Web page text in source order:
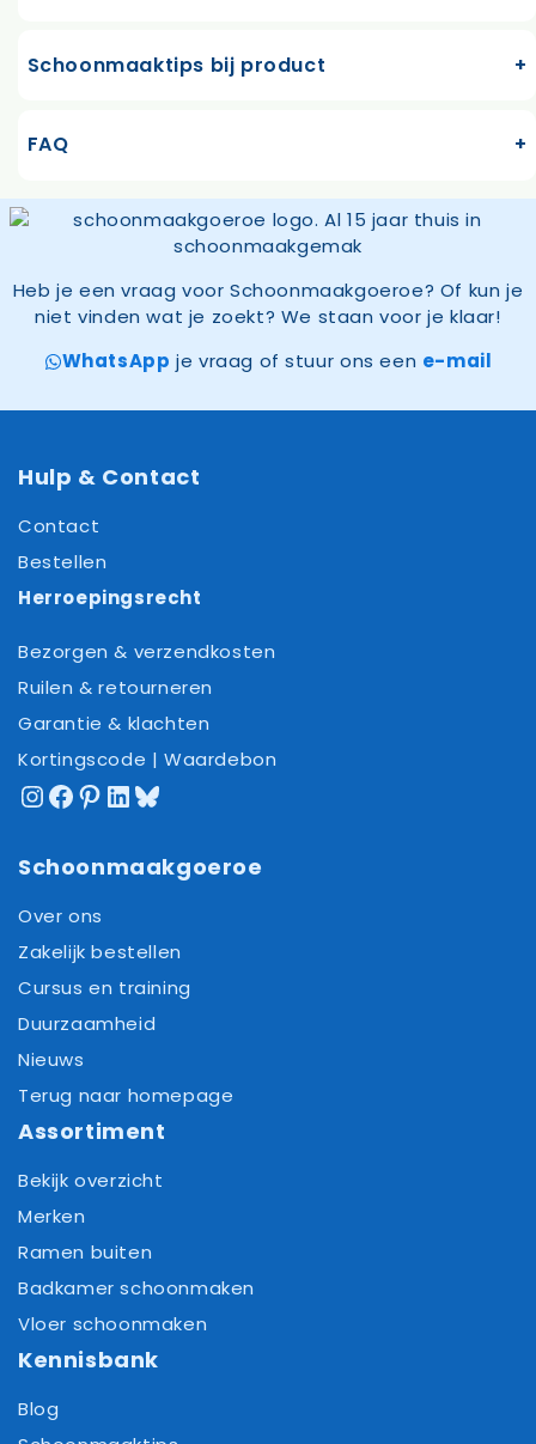
Schoonmaaktips bij product
FAQ
Heb je een vraag voor Schoonmaakgoeroe? Of kun je
niet vinden wat je zoekt? We staan voor je klaar!
WhatsApp je vraag of stuur ons een e-mail
Hulp & Contact
Contact
Bestellen
Herroepingsrecht
Bezorgen & verzendkosten
Ruilen & retourneren
Garantie & klachten
Kortingscode | Waardebon
Instagram
Facebook
Pinterest
LinkedIn
Bluesky
Schoonmaakgoeroe
Over ons
Zakelijk bestellen
Cursus en training
Duurzaamheid
Nieuws
Terug naar homepage
Assortiment
Bekijk overzicht
Merken
Ramen buiten
Badkamer schoonmaken
Vloer schoonmaken
Kennisbank
Blog